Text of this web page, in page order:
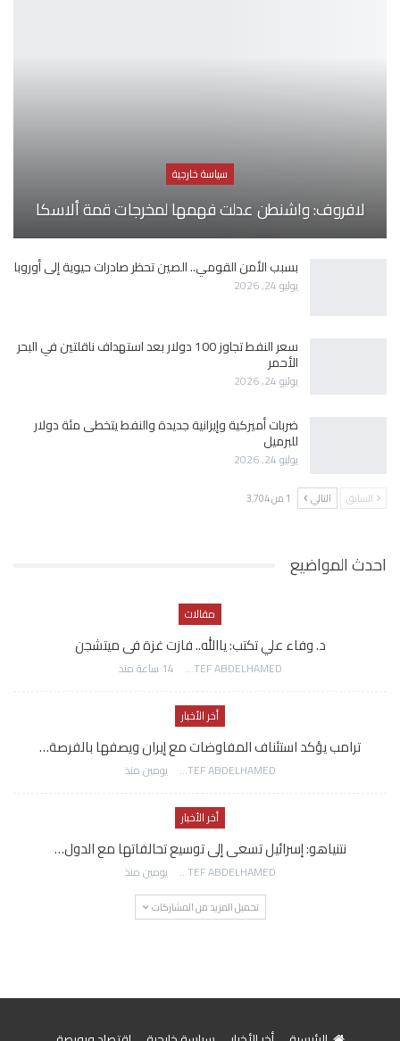
سياسة خارجية
لافروف: واشنطن عدلت فهمها لمخرجات قمة ألاسكا
بسبب الأمن القومي.. الصين تحظر صادرات حيوية إلى أوروبا
يوليو 24, 2026
سعر النفط تجاوز 100 دولار بعد استهداف ناقلتين في البحر
الأحمر
يوليو 24, 2026
ضربات أميركية وإيرانية جديدة والنفط يتخطى مئة دولار
للبرميل
يوليو 24, 2026
السابق التالي 1 من 3٬704
احدث المواضيع
مقالات
د. وفاء علي تكتب: ياالله.. فازت غزة فى ميتشجن
AWATEF ABDELHAMED 14 ساعة منذ
أخر الأخبار
ترامب يؤكد استئناف المفاوضات مع إيران ويصفها بالفرصة…
AWATEF ABDELHAMED يومين منذ
أخر الأخبار
نتنياهو: إسرائيل تسعى إلى توسيع تحالفاتها مع الدول…
AWATEF ABDELHAMED يومين منذ
تحميل المزيد من المشاركات